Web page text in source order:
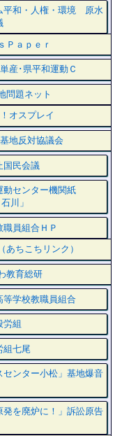
平和・人権・環境 原水
Ｐａｐｅｒ
産･県平和運動Ｃ
問題ネット
オスプレイ
地反対協議会
国民会議
センター機関紙
川」
員組合ＨＰ
あちこちリンク）
教育総研
学校教職員組合
組
七尾
ンター小松」基地爆音
を廃炉に！」訴訟原告